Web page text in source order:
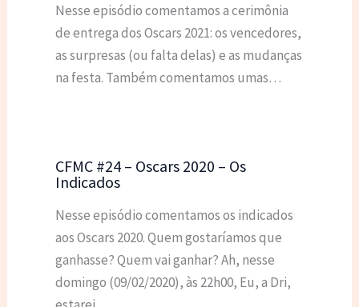
Nesse episódio comentamos a cerimônia
de entrega dos Oscars 2021: os vencedores,
as surpresas (ou falta delas) e as mudanças
na festa. Também comentamos umas…
CFMC #24 – Oscars 2020 – Os
Indicados
Nesse episódio comentamos os indicados
aos Oscars 2020. Quem gostaríamos que
ganhasse? Quem vai ganhar? Ah, nesse
domingo (09/02/2020), às 22h00, Eu, a Dri,